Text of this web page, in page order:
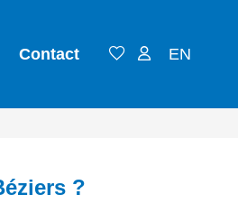
Contact EN
?